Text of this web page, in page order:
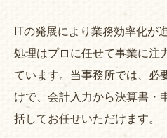
ITの発展により業務効率化が
処理はプロに任せて事業に注
ています。当事務所では、必
けで、会計入力から決算書・
括してお任せいただけます。